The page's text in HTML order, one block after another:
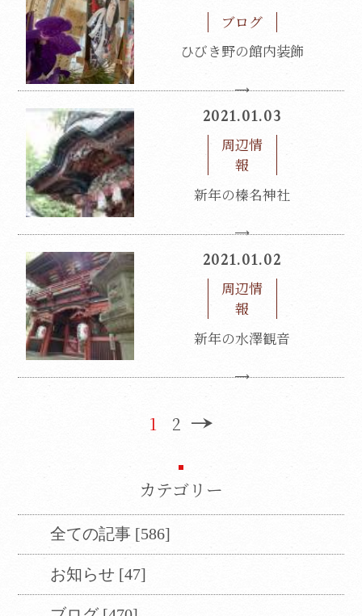
ブログ
ひびき野の館内装飾
2021.01.03
周辺情
報
新年の榛名神社
2021.01.02
周辺情
報
新年の水澤観音
1 2
カテゴリー
全ての記事 [586]
お知らせ [47]
Translate
Select Language
翻訳について